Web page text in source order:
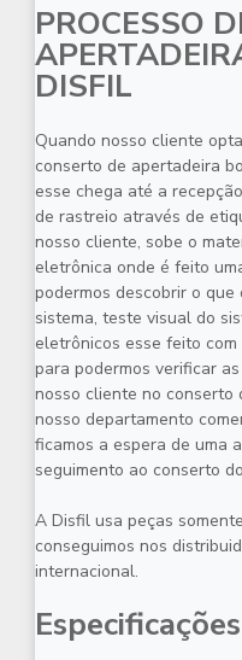
PROCESSO
DISFIL
Quando nosso cliente
conserto de apertadeira
esse chega até a
de rastreio através de
nosso cliente, sobe o
eletrônica onde é feito
podermos descobrir o
sistema, teste visual do
eletrônicos esse feito
para podermos verificar
nosso cliente no conserto
nosso departamento
ficamos a espera de uma
seguimento ao conserto
A Disfil usa peças
conseguimos nos
internacional.
Especificações